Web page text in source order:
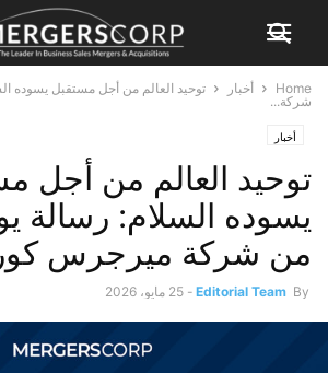
Home أخبار
توحيد العالم من أجل مستقبل يسوده
شركة...
أخبار
توحيد العالم من أجل
يسوده السلام: رسالة
من شركة ميرجرس
By
Editorial Team
- 25 مايو، 2026